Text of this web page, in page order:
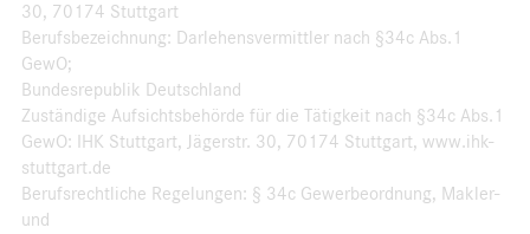
30, 70174 Stuttgart
Berufsbezeichnung: Darlehensvermittler nach §34c Abs.1
GewO;
Bundesrepublik Deutschland
Zuständige Aufsichtsbehörde für die Tätigkeit nach §34c Abs.1
GewO: IHK Stuttgart, Jägerstr. 30, 70174 Stuttgart, www.ihk-
stuttgart.de
Berufsrechtliche Regelungen: § 34c Gewerbeordnung, Makler-
und